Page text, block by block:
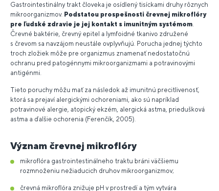
Gastrointestinálny trakt človeka je osídlený tisíckami druhy rôznych
mikroorganizmov. Podstatou prospešnosti črevnej mikroflóry
pre ľudské zdravie je jej kontakt s imunitným systémom
Črevné baktérie, črevný epitel a lymfoidné tkanivo združené
s črevom sa navzájom neustále ovplyvňujú. Porucha jednej týchto
troch zložiek môže pre organizmus znamenať nedostatočnú
ochranu pred patogénnymi mikroorganizmami a potravinovými
antigénmi.
Tieto poruchy môžu mať za následok až imunitnú precitlivenosť,
ktorá sa prejaví alergickými ochoreniami, ako sú napríklad
potravinové alergie, atopický ekzém, alergická astma, priedušková
astma a ďalšie ochorenia (Ferenčík, 2005).
Význam črevnej mikroflóry
mikroflóra gastrointestinálneho traktu bráni väčšiemu
rozmnoženiu nežiaducich druhov mikroorganizmov;
črevná mikroflóra znižuje pH v prostredí a tým vytvára